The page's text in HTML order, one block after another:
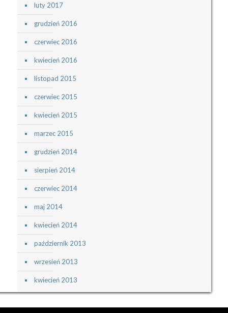
luty 2017
grudzień 2016
czerwiec 2016
kwiecień 2016
listopad 2015
czerwiec 2015
kwiecień 2015
marzec 2015
grudzień 2014
sierpień 2014
czerwiec 2014
maj 2014
kwiecień 2014
październik 2013
wrzesień 2013
kwiecień 2013